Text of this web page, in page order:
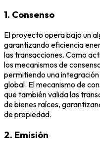
1. Consenso
El proyecto opera bajo un
garantizando eficiencia
las transacciones. Como
los mecanismos de
permitiendo una
global. El mecanismo de
que también valida las
de bienes raíces,
de propiedad.
2. Emisión